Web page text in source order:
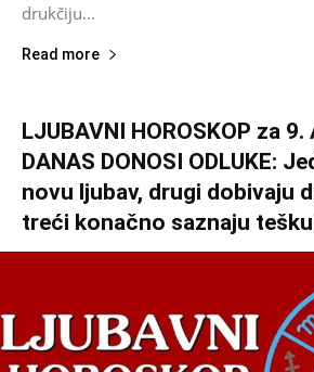
drukčiju...
Read more
LJUBAVNI HOROSKOP za
DANAS DONOSI ODLUKE:
novu ljubav, drugi dobivaju
treći konačno saznaju